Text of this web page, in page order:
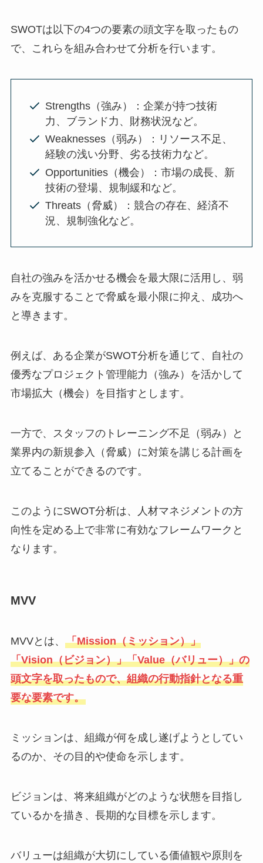
SWOTは以下の4つの要素の頭文字を取ったもの
で、これらを組み合わせて分析を行います。
Strengths（強み）：企業が持つ技術
力、ブランド力、財務状況など。
Weaknesses（弱み）：リソース不足、
経験の浅い分野、劣る技術力など。
Opportunities（機会）：市場の成長、新
技術の登場、規制緩和など。
Threats（脅威）：競合の存在、経済不
況、規制強化など。
自社の強みを活かせる機会を最大限に活用し、弱
みを克服することで脅威を最小限に抑え、成功へ
と導きます。
例えば、ある企業がSWOT分析を通じて、自社の
優秀なプロジェクト管理能力（強み）を活かして
市場拡大（機会）を目指すとします。
一方で、スタッフのトレーニング不足（弱み）と
業界内の新規参入（脅威）に対策を講じる計画を
立てることができるのです。
このようにSWOT分析は、人材マネジメントの方
向性を定める上で非常に有効なフレームワークと
なります。
MVV
MVVとは、 「Mission（ミッション）」
「Vision（ビジョン）」「Value（バリュー）」の
頭文字を取ったもので、組織の行動指針となる重
要な要素です。
ミッションは、組織が何を成し遂げようとしてい
るのか、その目的や使命を示します。
ビジョンは、将来組織がどのような状態を目指し
ているかを描き、長期的な目標を示します。
バリューは組織が大切にしている価値観や原則を